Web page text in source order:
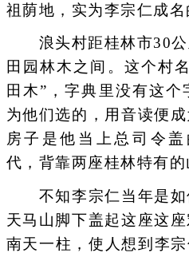
祖荫地，实为李宗仁成名
浪头村距桂林市30公
田园林木之间。这个村
田木”，字典里没有这
为他们选的，用音读便
房子是他当上总司令
代，背靠两座桂林特有
不知李宗仁当年是如
天马山脚下盖起这座这
南天一柱，使人想到李